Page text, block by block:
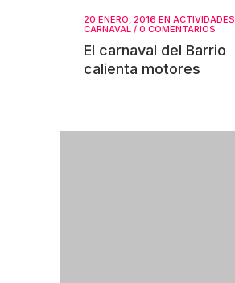
20 ENERO, 2016 EN ACTIVIDADES
CARNAVAL / 0 COMENTARIOS
El carnaval del Barrio
calienta motores